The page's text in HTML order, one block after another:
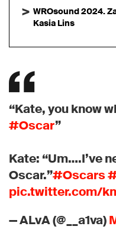
WROsound 2024.
Kasia Lins
“Kate, you know
#Oscar”
Kate: “Um….I’ve
Oscar.”#Oscars
pic.twitter.com/
— ALvA (@__a1va)